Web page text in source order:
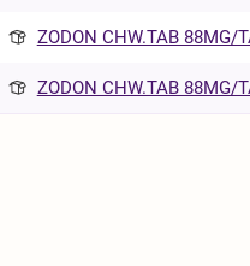
ZODON CHW.TAB 88MG/
ZODON CHW.TAB 88MG/